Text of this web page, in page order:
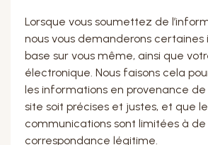
Lorsque vous soumettez de
nous vous demanderons
base sur vous même, ainsi que
électronique. Nous faisons cela
les informations en provenance
site soit précises et justes, et que
communications sont limitées à de
correspondance légitime.